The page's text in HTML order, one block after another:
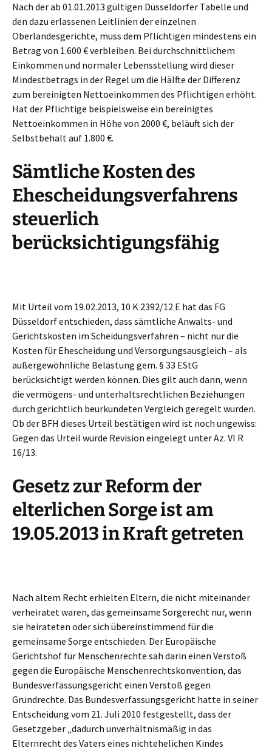
Nach der ab 01.01.2013 gültigen Düsseldorfer Tabelle und
den dazu erlassenen Leitlinien der einzelnen
Oberlandesgerichte, muss dem Pflichtigen mindestens ein
Betrag von 1.600 € verbleiben. Bei durchschnittlichem
Einkommen und normaler Lebensstellung wird dieser
Mindestbetrags in der Regel um die Hälfte der Differenz
zum bereinigten Nettoeinkommen des Pflichtigen erhöht.
Hat der Pflichtige beispielsweise ein bereinigtes
Nettoeinkommen in Höhe von 2000 €, beläuft sich der
Selbstbehalt auf 1.800 €.
Sämtliche Kosten des
Ehescheidungsverfahrens
steuerlich
berücksichtigungsfähig
Mit Urteil vom 19.02.2013, 10 K 2392/12 E hat das FG
Düsseldorf entschieden, dass sämtliche Anwalts- und
Gerichtskosten im Scheidungsverfahren – nicht nur die
Kosten für Ehescheidung und Versorgungsausgleich – als
außergewöhnliche Belastung gem. § 33 EStG
berücksichtigt werden können. Dies gilt auch dann, wenn
die vermögens- und unterhaltsrechtlichen Beziehungen
durch gerichtlich beurkundeten Vergleich geregelt wurden.
Ob der BFH dieses Urteil bestätigen wird ist noch ungewiss:
Gegen das Urteil wurde Revision eingelegt unter Az. VI R
16/13.
Gesetz zur Reform der
elterlichen Sorge ist am
19.05.2013 in Kraft getreten
Nach altem Recht erhielten Eltern, die nicht miteinander
verheiratet waren, das gemeinsame Sorgerecht nur, wenn
sie heirateten oder sich übereinstimmend für die
gemeinsame Sorge entschieden. Der Europäische
Gerichtshof für Menschenrechte sah darin einen Verstoß
gegen die Europäische Menschenrechtskonvention, das
Bundesverfassungsgericht einen Verstoß gegen
Grundrechte. Das Bundesverfassungsgericht hatte in seiner
Entscheidung vom 21. Juli 2010 festgestellt, dass der
Gesetzgeber „dadurch unverhältnismäßig in das
Elternrecht des Vaters eines nichtehelichen Kindes